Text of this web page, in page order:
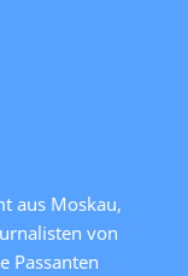
aus Moskau,
von
Passanten